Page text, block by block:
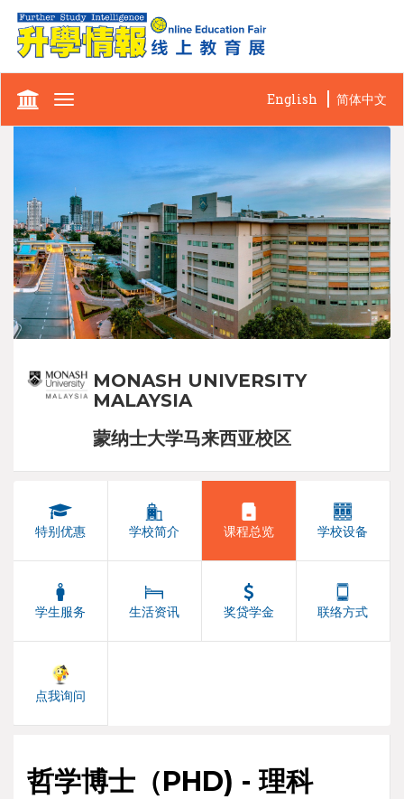
Toggle
English 简体中文
MONASH UNIVERSITY
MALAYSIA
蒙纳士大学马来西亚校区
特别优惠 学校简介 课程总览 学校设备
学生服务 生活资讯 奖贷学金 联络方式
点我询问
哲学博士（PHD) - 理科